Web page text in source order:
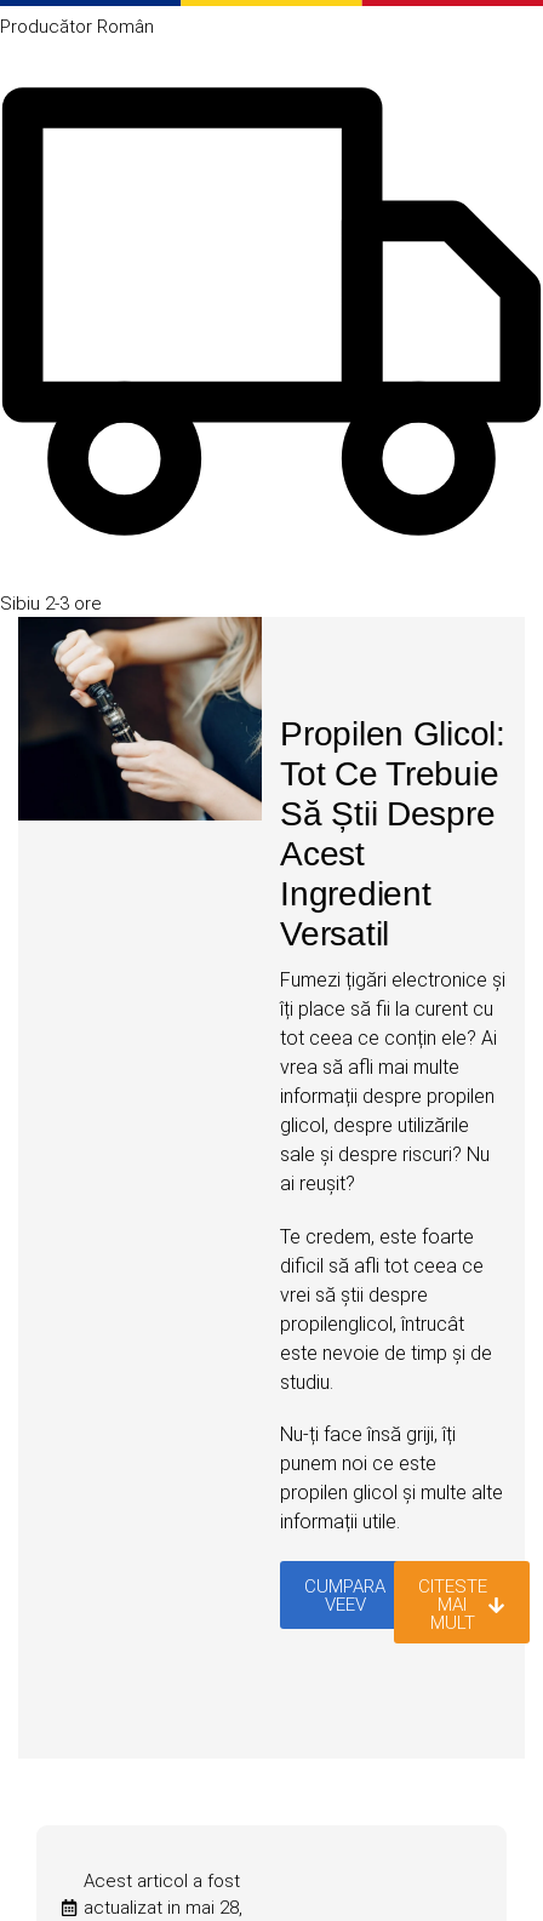
Producător Român
Sibiu 2-3 ore
Propilen Glicol:
Tot Ce Trebuie
Să Știi Despre
Acest
Ingredient
Versatil
Fumezi țigări electronice și
îți place să fii la curent cu
tot ceea ce conțin ele? Ai
vrea să afli mai multe
informații despre propilen
glicol, despre utilizările
sale și despre riscuri? Nu
ai reușit?
Te credem, este foarte
dificil să afli tot ceea ce
vrei să știi despre
propilenglicol, întrucât
este nevoie de timp și de
studiu.
Nu-ți face însă griji, îți
punem noi ce este
propilen glicol și multe alte
informații utile.
CUMPARA
VEEV
CITESTE
MAI
MULT
Acest articol a fost
actualizat in mai 28,